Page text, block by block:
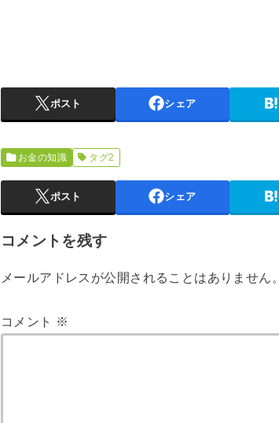
ポスト シェア
お金の知識 タグ2
ポスト シェア
コメントを残す
メールアドレスが公開されることはありません。
コメント ※